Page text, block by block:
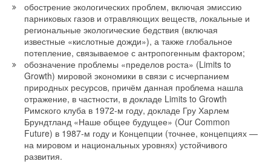
обострение экологических проблем, включая эмиссию
парниковых газов и отравляющих веществ, локальные и
региональные экологические бедствия (включая
известные «кислотные дожди»), а также глобальное
потепление, связываемое с антропогенным фактором;
обозначение проблемы «пределов роста» (Limits to
Growth) мировой экономики в связи с исчерпанием
природных ресурсов, причём данная проблема нашла
отражение, в частности, в докладе Limits to Growth
Римского клуба в 1972-м году, докладе Гру Харлем
Брундтланд «Наше общее будущее» (Our Common
Future) в 1987-м году и Концепции (точнее, концепциях —
на мировом и национальных уровнях) устойчивого
развития.
:: Здравствуйте, господин Даллендоерфер. Мы с вами
встречались около года назад, и этот год был не очень
простым для российской экономики. Каким он стал для
компанииWILO?
Й.Д.: Честно говоря, каждый год за последние 30 лет был «не
очень простым». То есть кризис, то нет его, то снова
экономические пертурбации. Поэтому мы, в первую очередь,
стараемся сфокусироваться на нашем бизнесе, и работать
как можно лучше всегда, независимо от политической и
экономической ситуации. Но, если серьёзно, то, конечно,
сегодняшняя рыночная ситуация достаточно сложна для